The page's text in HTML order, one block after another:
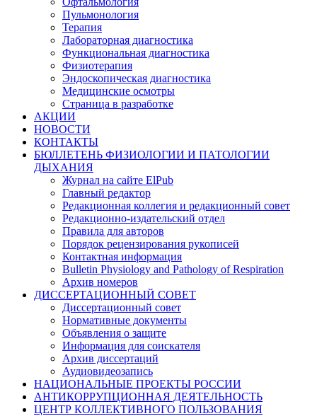
Пульмонология
Терапия
Лабораторная диагностика
Функциональная диагностика
Физиотерапия
Эндоскопическая диагностика
Медицинские осмотры
Страница в разработке
АКЦИИ
НОВОСТИ
КОНТАКТЫ
БЮЛЛЕТЕНЬ ФИЗИОЛОГИИ И ПАТОЛОГИИ
ДЫХАНИЯ
Журнал на сайте ElPub
Главный редактор
Редакционная коллегия и редакционный совет
Редакционно-издательский отдел
Правила для авторов
Порядок рецензирования рукописей
Контактная информация
Bulletin Physiology and Pathology of Respiration
Архив номеров
ДИССЕРТАЦИОННЫЙ СОВЕТ
Диссертационный совет
Нормативные документы
Объявления о защите
Информация для соискателя
Архив диссертаций
Аудиовидеозапись
НАЦИОНАЛЬНЫЕ ПРОЕКТЫ РОССИИ
АНТИКОРРУПЦИОННАЯ ДЕЯТЕЛЬНОСТЬ
ЦЕНТР КОЛЛЕКТИВНОГО ПОЛЬЗОВАНИЯ